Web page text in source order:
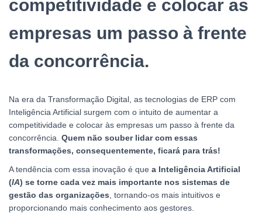
competitividade e colocar as
empresas um passo à frente
da concorrência.
Na era da Transformação Digital, as tecnologias de ERP com
Inteligência Artificial surgem com o intuito de aumentar a
competitividade e colocar às empresas um passo à frente da
concorrência. Quem não souber lidar com essas
transformações, consequentemente, ficará para trás!
A tendência com essa inovação é que a Inteligência Artificial
(IA) se torne cada vez mais importante nos sistemas de
gestão das organizações , tornando-os mais intuitivos e
proporcionando mais conhecimento aos gestores.